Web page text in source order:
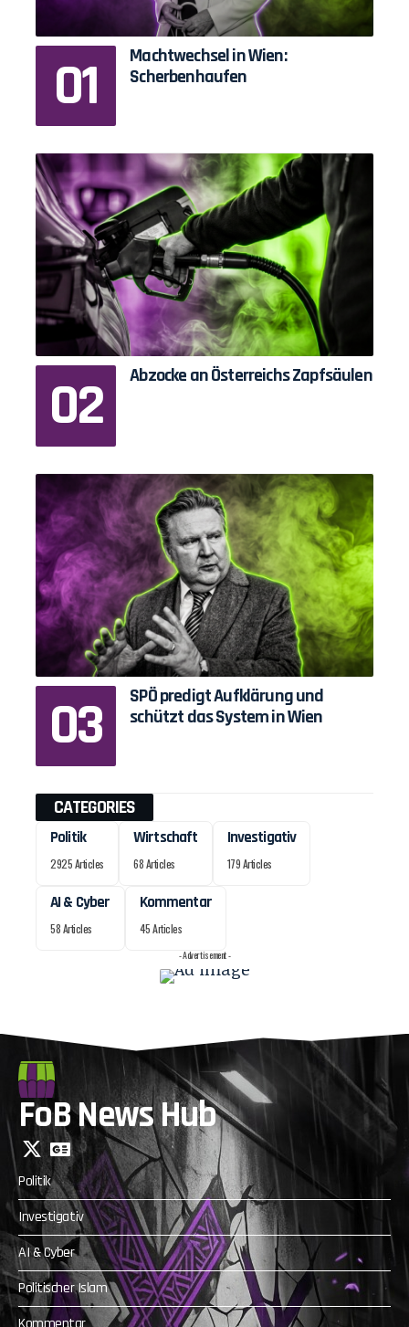
Machtwechsel in Wien:
Scherbenhaufen
Abzocke an Österreichs Zapfsäulen
SPÖ predigt Aufklärung und
schützt das System in Wien
CATEGORIES
Politik
2925 Articles
Wirtschaft
68 Articles
Investigativ
179 Articles
AI & Cyber
58 Articles
Kommentar
45 Articles
- Advertisement -
FoB News Hub
Politik
Investigativ
AI & Cyber
Politischer Islam